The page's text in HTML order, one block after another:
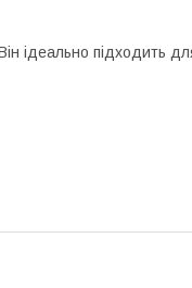
ідеально підходить